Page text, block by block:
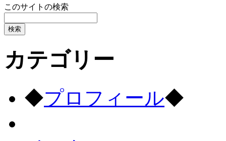
このサイトの検索
カテゴリー
◆プロフィール◆